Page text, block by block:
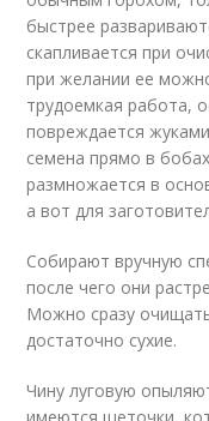
быстрее
скапливается при
при желании ее
трудоемкая работа,
повреждается
семена прямо в
размножается в
а вот для
Собирают вручную
после чего они
Можно сразу
достаточно сухие.
Чину луговую